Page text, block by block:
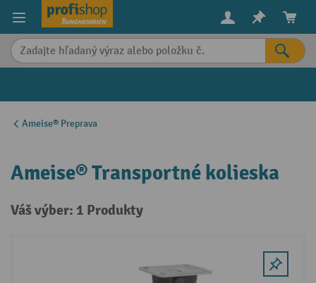
content
Ameise® Preprava
Ameise® Transportné kolieska
Váš výber: 1 Produkty